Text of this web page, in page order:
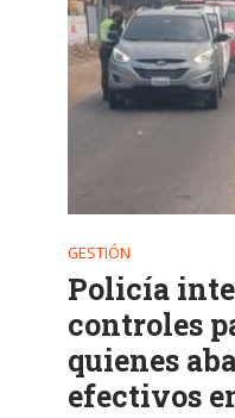
GESTIÓN
Policía
controles
quienes
efectivos